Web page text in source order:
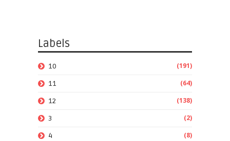
Labels
10 (191)
11 (64)
12 (138)
3 (2)
4 (8)